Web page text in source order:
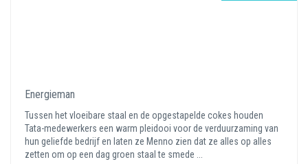
Energieman
Tussen het vloeibare staal en de opgestapelde cokes houden
Tata-medewerkers een warm pleidooi voor de verduurzaming van
hun geliefde bedrijf en laten ze Menno zien dat ze alles op alles
zetten om op een dag groen staal te smede ...